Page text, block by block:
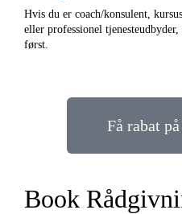
Hvis du er coach/konsulent,
eller professionel
først.
Få rabat
Book